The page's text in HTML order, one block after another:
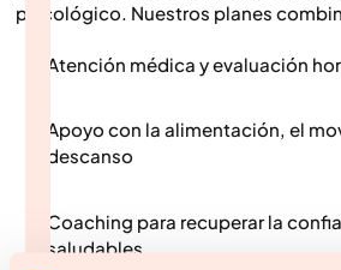
psicológico. Nuestros planes
Atención médica y evaluación
Apoyo con la alimentación, el
descanso
Coaching para recuperar la
saludables